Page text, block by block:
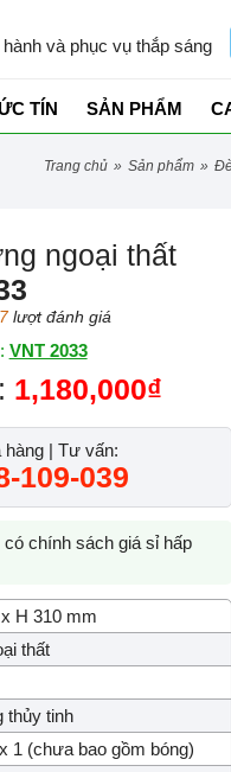
và phục vụ thắp sáng
TÍN SẢN PHẨM
trang chủ » sản phẩm »
ngoại thất
lượt đánh giá
VNT 2033
1,180,000₫
hàng | Tư vấn:
109-039
chính sách giá sỉ hấp
H 310 mm
thất
thủy tinh
1 (chưa bao gồm bóng)